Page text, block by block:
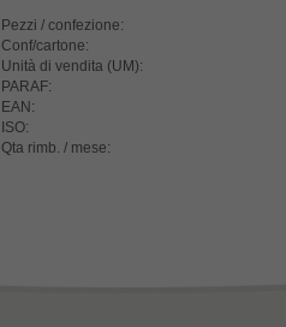
Pezzi / confezione:
Conf/cartone:
Unità di vendita (UM):
PARAF:
EAN:
ISO:
Qta rimb. / mese: